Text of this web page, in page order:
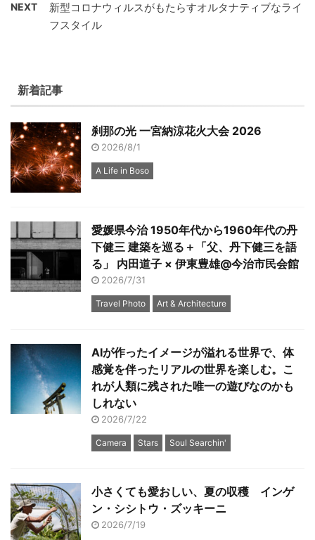
NEXT
新型コロナウィルスがもたらすオルタナティブなライ
フスタイル
新着記事
刹那の光 一宮納涼花火大会 2026
2026/8/1
A Life in Boso
愛媛県今治 1950年代から1960年代の丹
下健三 建築を巡る＋「父、丹下健三を語
る」 内田道子 × 伊東豊雄@今治市民会館
2026/7/31
Travel Photo Art & Architecture
AIが作ったイメージが溢れる世界で、体
感覚を伴ったリアルの世界を楽しむ。こ
れが人類に残された唯一の遊びなのかも
しれない
2026/7/22
Camera Stars Soul Searchin'
小さくても愛おしい、夏の収穫 インゲ
ン・シシトウ・ズッキーニ
2026/7/19